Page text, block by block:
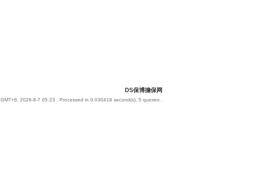
DS保博擔保网
GMT+8, 2026-8-7 05:23 , Processed in 0.030418 second(s), 5 queries .